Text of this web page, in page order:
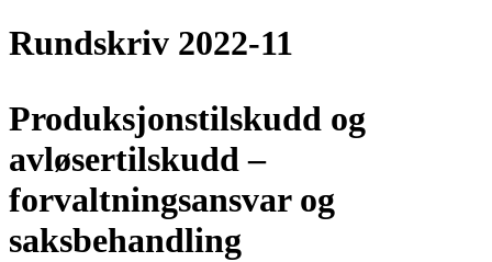
Rundskriv 2022-11
Produksjonstilskudd og
avløsertilskudd –
forvaltningsansvar og
saksbehandling